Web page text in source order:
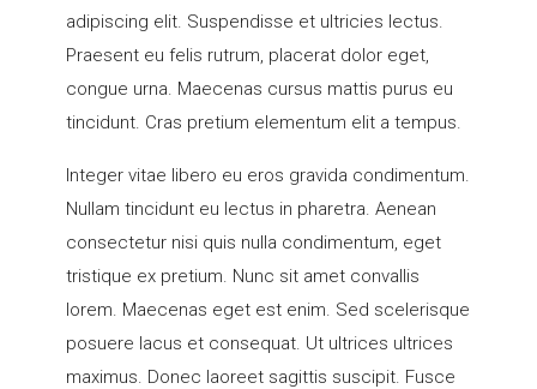
adipiscing elit. Suspendisse et ultricies lectus.
Praesent eu felis rutrum, placerat dolor eget,
congue urna. Maecenas cursus mattis purus eu
tincidunt. Cras pretium elementum elit a tempus.
Integer vitae libero eu eros gravida condimentum.
Nullam tincidunt eu lectus in pharetra. Aenean
consectetur nisi quis nulla condimentum, eget
tristique ex pretium. Nunc sit amet convallis
lorem. Maecenas eget est enim. Sed scelerisque
posuere lacus et consequat. Ut ultrices ultrices
maximus. Donec laoreet sagittis suscipit. Fusce